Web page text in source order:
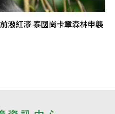
潑紅漆 泰國崗卡章森林申襲